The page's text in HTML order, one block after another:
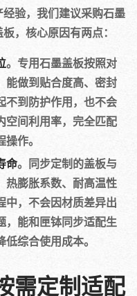
验，我们建议采购石墨
，核心原因有两点：
。专用石墨盖板按照对
能做到贴合度高、密封
不到防护作用，也不会
空间利用率，完全匹配
作。
命。同步定制的盖板与
热膨胀系数、耐高温性
中，不会因材质差异出
，能和匣钵同步适配生
综合使用成本。
需定制适配